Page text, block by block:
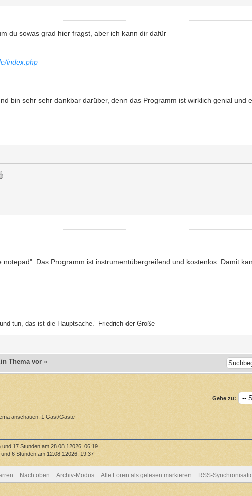
du sowas grad hier fragst, aber ich kann dir dafür
index.php
bin sehr sehr dankbar darüber, denn das Programm ist wirklich genial und
notepad". Das Programm ist instrumentübergreifend und kostenlos. Damit
tun, das ist die Hauptsache.” Friedrich der Große
Thema vor »
Gehe zu:
anschauen: 1 Gast/Gäste
17 Stunden am 28.08.12026, 06:19
6 Stunden am 12.08.12026, 19:37
Nach oben Archiv-Modus Alle Foren als gelesen markieren RSS-